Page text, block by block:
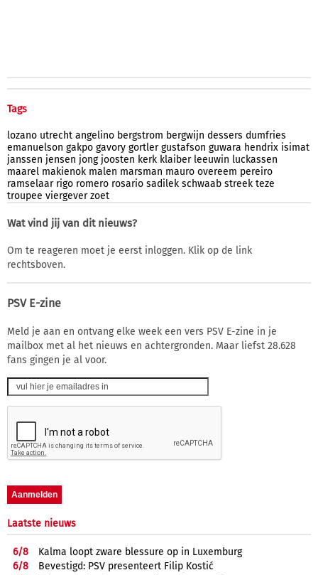
Tags
lozano utrecht angelino bergstrom bergwijn dessers dumfries
emanuelson gakpo gavory gortler gustafson guwara hendrix isimat
janssen jensen jong joosten kerk klaiber leeuwin luckassen
maarel makienok malen marsman mauro overeem pereiro
ramselaar rigo romero rosario sadilek schwaab streek teze
troupee viergever zoet
Wat vind jij van dit nieuws?
Om te reageren moet je eerst inloggen. Klik op de link
rechtsboven.
PSV E-zine
Meld je aan en ontvang elke week een vers PSV E-zine in je
mailbox met al het nieuws en achtergronden. Maar liefst 28.628
fans gingen je al voor.
Laatste nieuws
6/8
Kalma loopt zware blessure op in Luxemburg
6/8
Bevestigd: PSV presenteert Filip Kostić